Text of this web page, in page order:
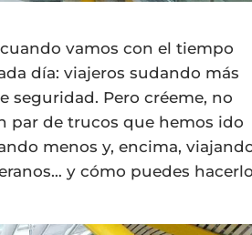
vamos con el tiempo
día: viajeros sudando más
seguridad. Pero créeme, no
par de trucos que hemos ido
menos y, encima,
y cómo puedes